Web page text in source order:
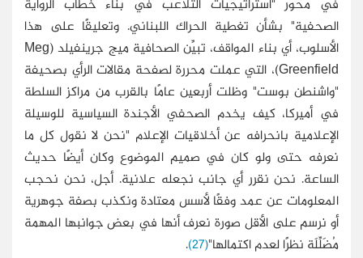
في محور "استراتيجيات التلاعب في بناء خطاب الرواية
الصحفية" بشأن تغطية الحراك اللبناني. وتعليقًا على هذا
الأسلوب، أي بناء المواقف، تبيِّن الصحافية ميج جرينفيلد (Meg
Greenfield)، التي عملت محررة لصفحة مقالات الرأي بصحيفة
"واشنطن بوست" وظلت أربعين عامًا بالقرب من مراكز السلطة
في أميركا، كيف يخدم الصحفي الأجندة السياسية للوسيلة
الإعلامية بانحرافه عن أخلاقيات الإعلام "نحن لا نقول كل ما
نعرفه حتى ولو كان في صميم الموضوع وكان أيضًا حديث
الساعة. نحن نقرر أي جانب نجعله علانية. أجل، نحن نحجب
المعلومات عن عمد وفقًا لأسس معتادة ونكذب بصفة جوهرية
أو نرسم على الأقل صورة نعرف أنها في بعض جوانبها المهمة
مُضَلِّلَة نظرًا لعدم اكتمالها"(27)
.